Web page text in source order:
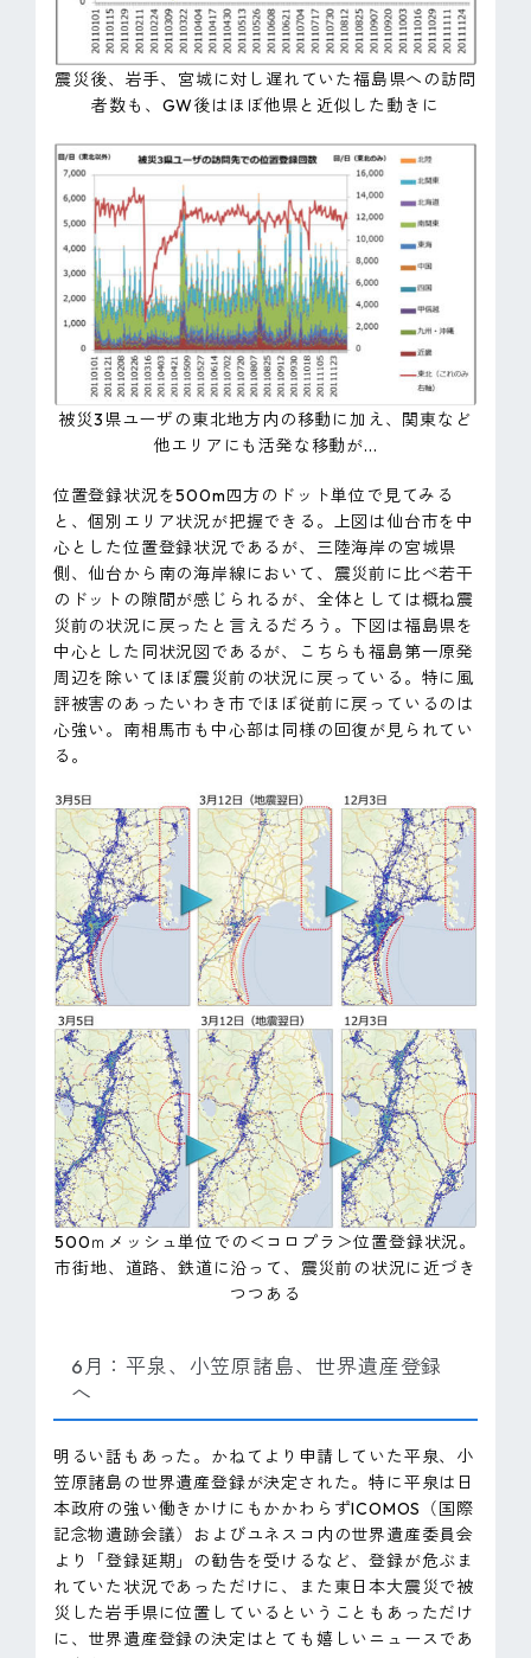
震災後、岩手、宮城に対し遅れていた福島県への訪問
者数も、GW後はほぼ他県と近似した動きに
被災3県ユーザの東北地方内の移動に加え、関東など
他エリアにも活発な移動が...
位置登録状況を500m四方のドット単位で見てみる
と、個別エリア状況が把握できる。上図は仙台市を中
心とした位置登録状況であるが、三陸海岸の宮城県
側、仙台から南の海岸線において、震災前に比べ若干
のドットの隙間が感じられるが、全体としては概ね震
災前の状況に戻ったと言えるだろう。下図は福島県を
中心とした同状況図であるが、こちらも福島第一原発
周辺を除いてほぼ震災前の状況に戻っている。特に風
評被害のあったいわき市でほぼ従前に戻っているのは
心強い。南相馬市も中心部は同様の回復が見られてい
る。
500ｍメッシュ単位での＜コロプラ＞位置登録状況。
市街地、道路、鉄道に沿って、震災前の状況に近づき
つつある
6月：平泉、小笠原諸島、世界遺産登録
へ
明るい話もあった。かねてより申請していた平泉、小
笠原諸島の世界遺産登録が決定された。特に平泉は日
本政府の強い働きかけにもかかわらずICOMOS（国際
記念物遺跡会議）およびユネスコ内の世界遺産委員会
より「登録延期」の勧告を受けるなど、登録が危ぶま
れていた状況であっただけに、また東日本大震災で被
災した岩手県に位置しているということもあっただけ
に、世界遺産登録の決定はとても嬉しいニュースであ